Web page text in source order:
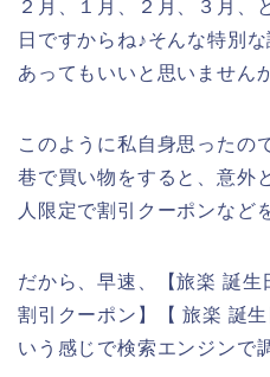
２月、１月、２月、３月、
日ですからね♪そんな特別
あってもいいと思いません
このように私自身思ったの
巷で買い物をすると、意外
人限定で割引クーポンなど
だから、早速、【旅楽 誕
割引クーポン】【 旅楽 誕
いう感じで検索エンジンで